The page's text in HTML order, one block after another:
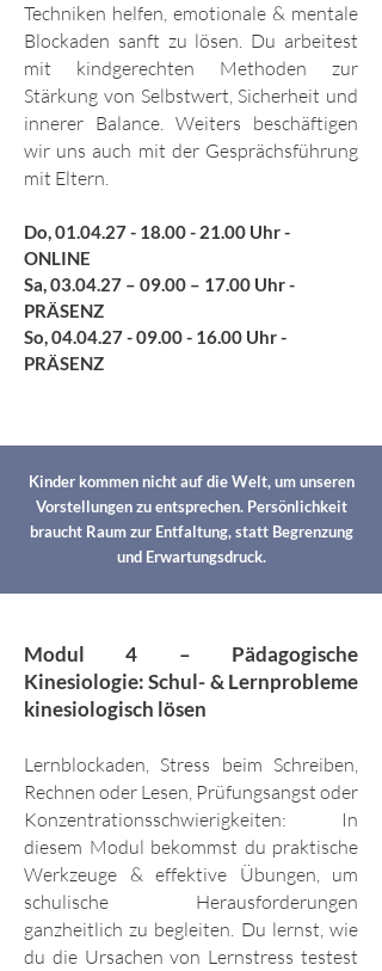
Techniken helfen, emotionale & mentale
Blockaden sanft zu lösen. Du arbeitest
mit kindgerechten Methoden zur
Stärkung von Selbstwert, Sicherheit und
innerer Balance. Weiters beschäftigen
wir uns auch mit der Gesprächsführung
mit Eltern.
Do,01.04.27 - 18.00 - 21.00 Uhr -
ONLINE
Sa, 03.04.27 – 09.00 – 17.00 Uhr -
PRÄSENZ
So,04.04.27 - 09.00 - 16.00 Uhr -
PRÄSENZ
Kinder kommen nicht auf die Welt, um unseren
Vorstellungen zu entsprechen. Persönlichkeit
braucht Raum zur Entfaltung, statt Begrenzung
und Erwartungsdruck.
Modul 4 – Pädagogische
Kinesiologie: Schul- & Lernprobleme
kinesiologisch lösen
Lernblockaden, Stress beim Schreiben,
Rechnen oder Lesen, Prüfungsangst oder
Konzentrationsschwierigkeiten: In
diesem Modul bekommst du praktische
Werkzeuge & effektive Übungen, um
schulische Herausforderungen
ganzheitlich zu begleiten. Du lernst, wie
du die Ursachen von Lernstress testest